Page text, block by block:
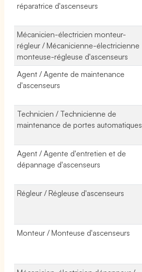
réparatrice d'ascenseurs
Mécanicien-électricien monteur-
régleur / Mécanicienne-électricienne
monteuse-régleuse d'ascenseurs
Agent / Agente de maintenance
d'ascenseurs
Technicien / Technicienne de
maintenance de portes automatiques
Agent / Agente d'entretien et de
dépannage d'ascenseurs
Régleur / Régleuse d'ascenseurs
Monteur / Monteuse d'ascenseurs